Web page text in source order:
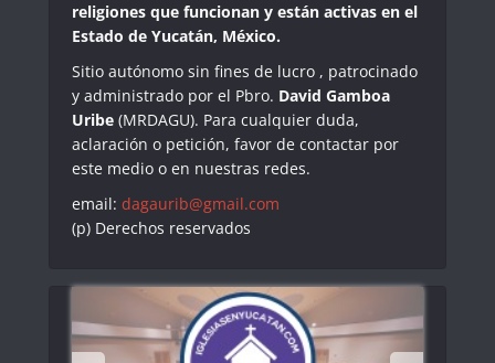
religiones que funcionan y están activas en el
Estado de Yucatán, México.
Sitio autónomo sin fines de lucro , patrocinado
y administrado por el Pbro. David Gamboa
Uribe (MRDAGU). Para cualquier duda,
aclaración o petición, favor de contactar por
este medio o en nuestras redes.
email: dagaurib@gmail.com
(p) Derechos reservados